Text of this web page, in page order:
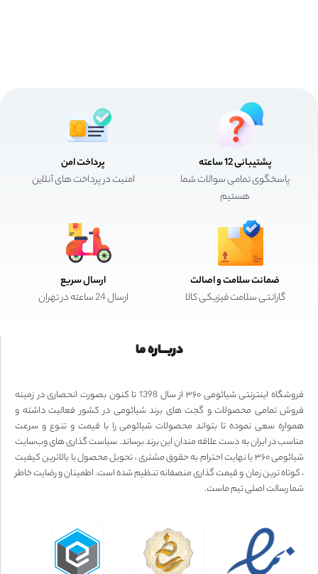
پشتیبانی 12 ساعته
پاسخگوی تمامی سوالات شما
هستیم
پرداخت امن
امنیت در پرداخت های آنلاین
ضمانت سلامت و اصالت
گارانتی سلامت فیزیکی کالا
ارسال سریع
ارسال 24 ساعته در تهران
دربـــاره ما
فروشگاه اینترنتی شیائومی ۳۶۰ از سال 1398 تا کنون بصورت انحصاری در زمینه
فروش تمامی محصولات و گجت های برند شیائومی در کشور فعالیت داشته و
همواره سعی نموده تا بتواند محصولات شیائومی را با قیمت و تنوع و سرعت
مناسب در ایران به دست علاقه مندان این برند برساند. سیاست گذاری های وب‌سایت
شیائومی ۳۶۰ با نهایت احترام به حقوق مشتری ، تحویل محصول با بالاترین کیفیت
، کوتاه ترین زمان و قیمت گذاری منصفانه تنظیم شده است. اطمینان و رضایت خاطر
شما رسالت اصلی تیم ماست.